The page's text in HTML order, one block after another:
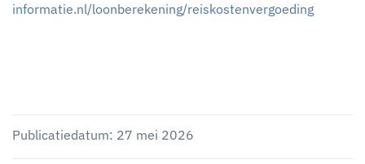
informatie.nl/loonberekening/reiskostenvergoeding
Publicatiedatum: 27 mei 2026